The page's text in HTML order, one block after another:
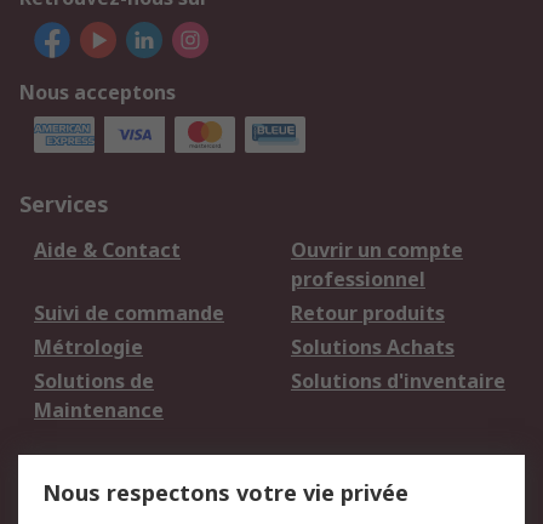
Nous acceptons
Services
Aide & Contact
Ouvrir un compte
professionnel
Suivi de commande
Retour produits
Métrologie
Solutions Achats
Solutions de
Maintenance
Solutions d'inventaire
Nous respectons votre vie privée